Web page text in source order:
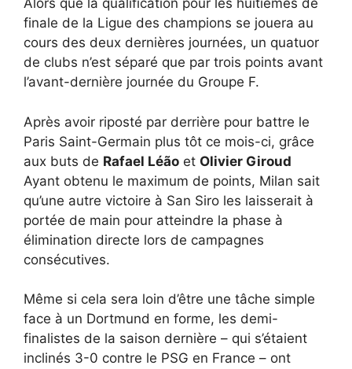
Alors que la qualification pour les huitièmes de
finale de la Ligue des champions se jouera au
cours des deux dernières journées, un quatuor
de clubs n’est séparé que par trois points avant
l’avant-dernière journée du Groupe F.
Après avoir riposté par derrière pour battre le
Paris Saint-Germain plus tôt ce mois-ci, grâce
aux buts de Rafael Léão et Olivier Giroud
Ayant obtenu le maximum de points, Milan sait
qu’une autre victoire à San Siro les laisserait à
portée de main pour atteindre la phase à
élimination directe lors de campagnes
consécutives.
Même si cela sera loin d’être une tâche simple
face à un Dortmund en forme, les demi-
finalistes de la saison dernière – qui s’étaient
inclinés 3-0 contre le PSG en France – ont